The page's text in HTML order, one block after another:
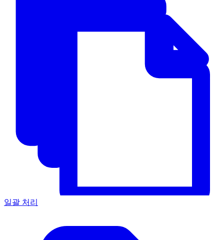
일괄 처리